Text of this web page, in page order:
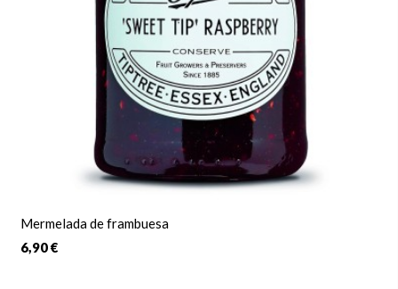
Mermelada de frambuesa
6,90 €